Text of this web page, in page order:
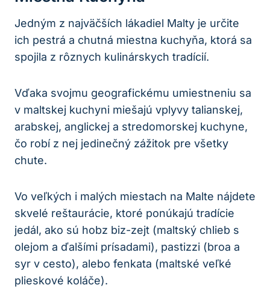
Jedným z najväčších lákadiel Malty je určite
ich pestrá a chutná miestna kuchyňa, ktorá sa
spojila z rôznych kulinárskych tradícií.
Vďaka svojmu geografickému umiestneniu sa
v maltskej kuchyni miešajú vplyvy talianskej,
arabskej, anglickej a stredomorskej kuchyne,
čo robí z nej jedinečný zážitok pre všetky
chute.
Vo veľkých i malých miestach na Malte nájdete
skvelé reštaurácie, ktoré ponúkajú tradície
jedál, ako sú hobz biz-zejt (maltský chlieb s
olejom a ďalšími prísadami), pastizzi (broa a
syr v cesto), alebo fenkata (maltské veľké
plieskové koláče).